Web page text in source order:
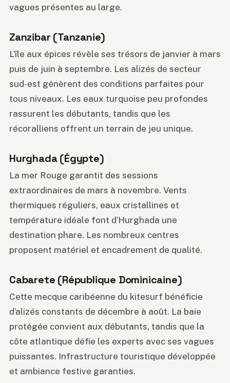
vagues présentes au large.
Zanzibar (Tanzanie)
L’île aux épices révèle ses trésors de janvier à mars
puis de juin à septembre. Les alizés de secteur
sud-est génèrent des conditions parfaites pour
tous niveaux. Les eaux turquoise peu profondes
rassurent les débutants, tandis que les
récoralliens offrent un terrain de jeu unique.
Hurghada (Égypte)
La mer Rouge garantit des sessions
extraordinaires de mars à novembre. Vents
thermiques réguliers, eaux cristallines et
température idéale font d’Hurghada une
destination phare. Les nombreux centres
proposent matériel et encadrement de qualité.
Cabarete (République Dominicaine)
Cette mecque caribéenne du kitesurf bénéficie
d’alizés constants de décembre à août. La baie
protégée convient aux débutants, tandis que la
côte atlantique défie les experts avec ses vagues
puissantes. Infrastructure touristique développée
et ambiance festive garanties.